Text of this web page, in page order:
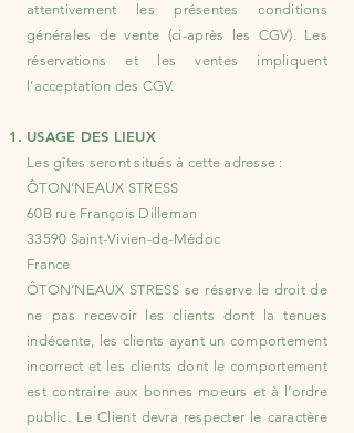
attentivement les présentes conditions
générales de vente (ci-après les CGV). Les
réservations et les ventes impliquent
l’acceptation des CGV.
USAGE DES LIEUX
Les gîtes seront situés à cette adresse :
ÔTON’NEAUX STRESS
60B rue François Dilleman
33590 Saint-Vivien-de-Médoc
France
ÔTON’NEAUX STRESS se réserve le droit de
ne pas recevoir les clients dont la tenues
indécente, les clients ayant un comportement
incorrect et les clients dont le comportement
est contraire aux bonnes moeurs et à l’ordre
public. Le Client devra respecter le caractère